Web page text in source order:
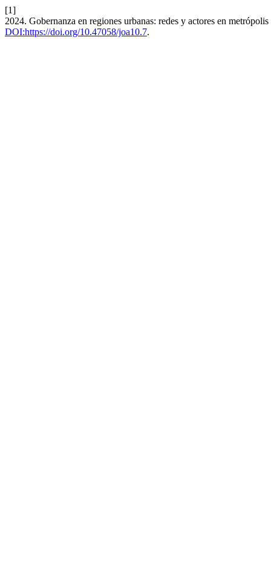
[1]
2024. Gobernanza en regiones urbanas: redes y actores en
DOI:https://doi.org/10.47058/joa10.7.